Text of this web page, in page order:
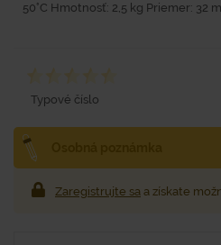
50°C Hmotnosť: 2,5 kg Priemer: 32
Typové číslo
Zaregistrujte sa a získate